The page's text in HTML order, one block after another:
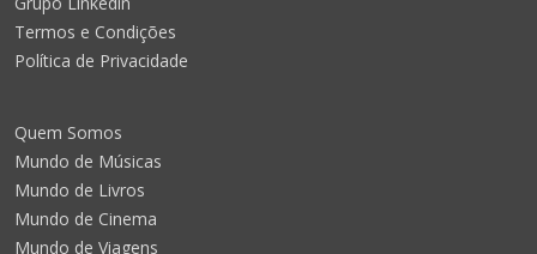
Termos e Condições
Política de Privacidade
Quem Somos
Mundo de Músicas
Mundo de Livros
Mundo de Cinema
Mundo de Viagens